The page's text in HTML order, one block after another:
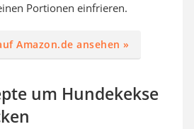
Portionen einfrieren.
Amazon.de ansehen »
um Hundekekse